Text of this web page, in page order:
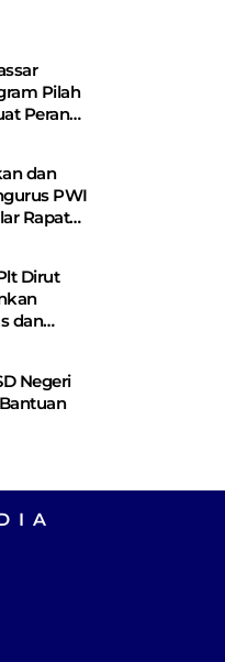
Pilah
Peran
dan
PWI
Rapat
Dirut
dan
Negeri